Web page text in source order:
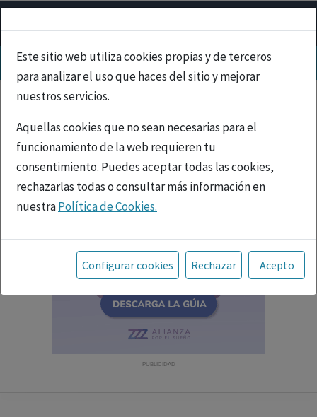
Este sitio web utiliza cookies propias y de terceros
para analizar el uso que haces del sitio y mejorar
nuestros servicios.
Aquellas cookies que no sean necesarias para el
funcionamiento de la web requieren tu
consentimiento. Puedes aceptar todas las cookies,
rechazarlas todas o consultar más información en
nuestraPolítica de Cookies.
Toda la información incluida en la Página Web está
referida a productos del mercado español y, por
tanto, dirigida a profesionales sanitarios legalmente
facultados para prescribir o dispensar medicamentos
con ejercicio profesional. La información técnica de los
fármacos se facilita a título meramente informativo,
Configurar cookies Rechazar Acepto
PUBLICIDAD